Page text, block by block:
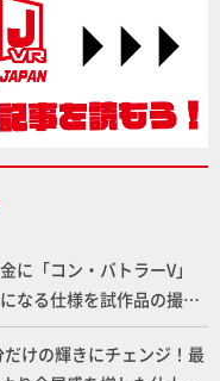
に「コン・バトラーV」
なる仕様を試作品の撮り
鉄人17」＆「ワンエイ
超合金の魂】
だけの輝きにチェンジ！最